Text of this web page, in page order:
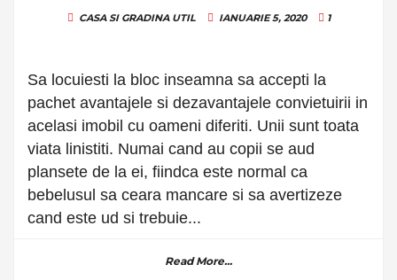
CASA SI GRADINA UTIL IANUARIE 5, 2020 1
Sa locuiesti la bloc inseamna sa accepti la
pachet avantajele si dezavantajele convietuirii in
acelasi imobil cu oameni diferiti. Unii sunt toata
viata linistiti. Numai cand au copii se aud
plansete de la ei, fiindca este normal ca
bebelusul sa ceara mancare si sa avertizeze
cand este ud si trebuie...
Read More...